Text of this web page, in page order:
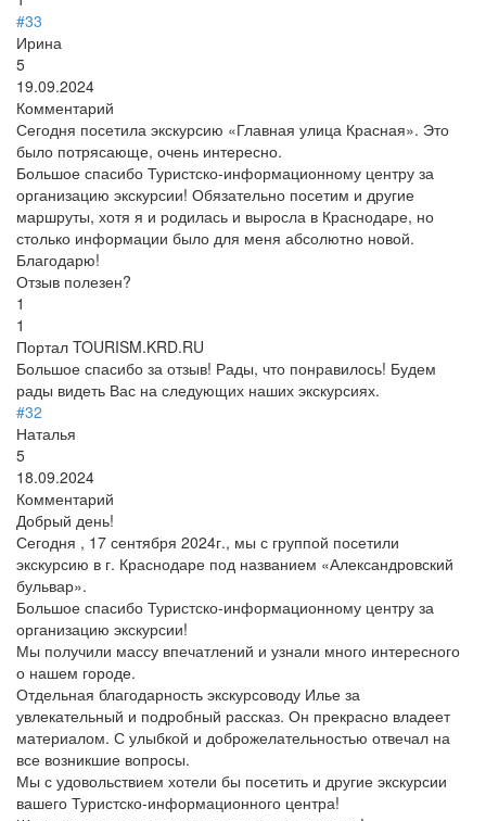
#33
Ирина
5
19.09.2024
Комментарий
Сегодня посетила экскурсию «Главная улица Красная». Это
было потрясающе, очень интересно.
Большое спасибо Туристско-информационному центру за
организацию экскурсии! Обязательно посетим и другие
маршруты, хотя я и родилась и выросла в Краснодаре, но
столько информации было для меня абсолютно новой.
Благодарю!
Отзыв полезен?
1
1
Портал TOURISM.KRD.RU
Большое спасибо за отзыв! Рады, что понравилось! Будем
рады видеть Вас на следующих наших экскурсиях.
#32
Наталья
5
18.09.2024
Комментарий
Добрый день!
Сегодня , 17 сентября 2024г., мы с группой посетили
экскурсию в г. Краснодаре под названием «Александровский
бульвар».
Большое спасибо Туристско-информационному центру за
организацию экскурсии!
Мы получили массу впечатлений и узнали много интересного
о нашем городе.
Отдельная благодарность экскурсоводу Илье за
увлекательный и подробный рассказ. Он прекрасно владеет
материалом. С улыбкой и доброжелательностью отвечал на
все возникшие вопросы.
Мы с удовольствием хотели бы посетить и другие экскурсии
вашего Туристско-информационного центра!